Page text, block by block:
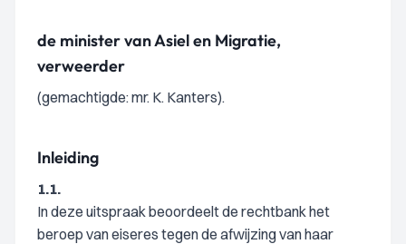
de minister van Asiel en Migratie,
verweerder
(gemachtigde: mr. K. Kanters).
Inleiding
1.1.
In deze uitspraak beoordeelt de rechtbank het
beroep van eiseres tegen de afwijzing van haar